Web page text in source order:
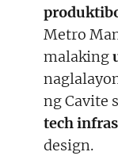
Metro
malaking
ng Cavite
tech
design.